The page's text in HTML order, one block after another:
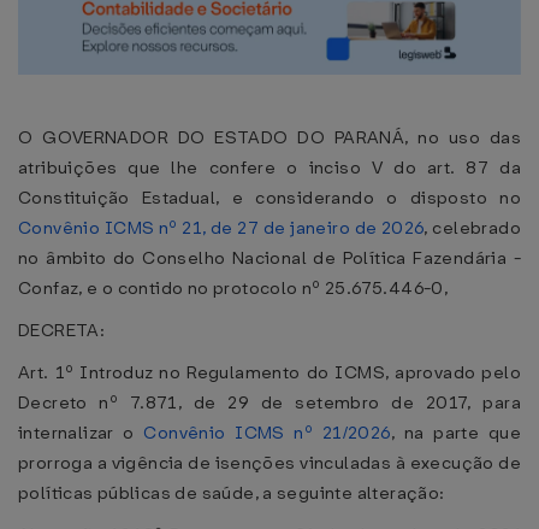
O GOVERNADOR DO ESTADO DO PARANÁ, no uso das
atribuições que lhe confere o inciso V do art. 87 da
Constituição Estadual, e considerando o disposto no
Convênio ICMS nº 21, de 27 de janeiro de 2026, celebrado
no âmbito do Conselho Nacional de Política Fazendária -
Confaz, e o contido no protocolo nº 25.675.446-0,
DECRETA:
Art. 1º Introduz no Regulamento do ICMS, aprovado pelo
Decreto nº 7.871, de 29 de setembro de 2017, para
internalizar o Convênio ICMS nº 21/2026, na parte que
prorroga a vigência de isenções vinculadas à execução de
políticas públicas de saúde, a seguinte alteração: